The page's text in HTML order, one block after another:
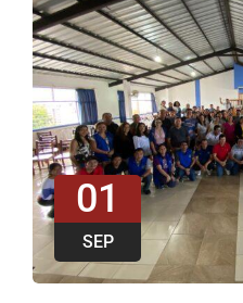
01
SEP